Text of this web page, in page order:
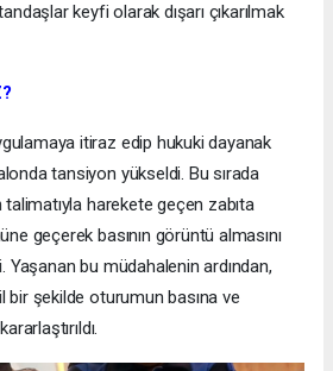
keyfi olarak dışarı çıkarılmak
itiraz edip hukuki dayanak
tansiyon yükseldi. Bu sırada
harekete geçen zabıta
geçerek basının görüntü almasını
bu müdahalenin ardından,
şekilde oturumun basına ve